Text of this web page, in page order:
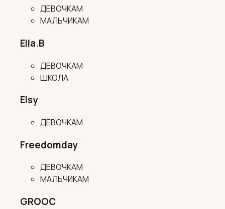
ДЕВОЧКАМ
МАЛЬЧИКАМ
Ella.B
ДЕВОЧКАМ
ШКОЛА
Elsy
ДЕВОЧКАМ
Freedomday
ДЕВОЧКАМ
МАЛЬЧИКАМ
GROOC